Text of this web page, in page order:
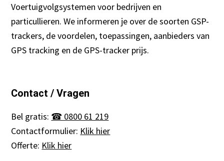
Voertuigvolgsystemen voor bedrijven en
particullieren. We informeren je over de soorten GSP-
trackers, de voordelen, toepassingen, aanbieders van
GPS tracking en de GPS-tracker prijs.
Contact / Vragen
Bel gratis: ☎ 0800 61 219
Contactformulier: Klik hier
Offerte: Klik hier